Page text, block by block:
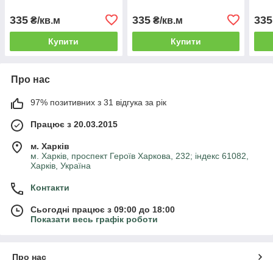
335 ₴/кв.м
Купити
335₴/кв.м
Купити
335
Про нас
97% позитивних з 31 відгука за рік
Працює з 20.03.2015
м. Харків
м. Харків, проспект Героїв Харкова, 232; індекс 61082,
Харків, Україна
Контакти
Сьогодні працює з 09:00 до 18:00
Показати весь графік роботи
Про нас